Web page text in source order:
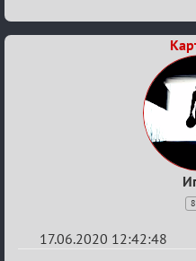
8
17.06.2020 12:42:48